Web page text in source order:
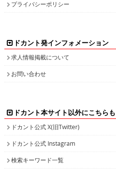
プライバシーポリシー
ドカント発インフォメーション
求人情報掲載について
お問い合わせ
ドカント本サイト以外にこちらも
ドカント公式 X(旧Twitter)
ドカント公式 Instagram
検索キーワード一覧